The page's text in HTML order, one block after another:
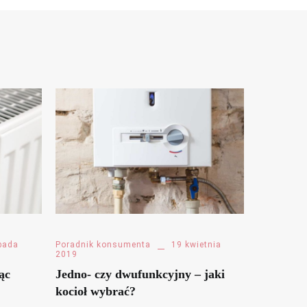
Poradnik konsumenta
19 kwietnia
2019
Jedno- czy dwufunkcyjny – jaki
kocioł wybrać?